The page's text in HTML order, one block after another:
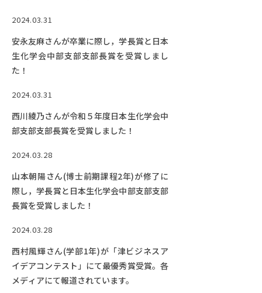
2024.03.31
安永友麻さんが卒業に際し，学長賞と日本
生化学会中部支部支部長賞を受賞しまし
た！
2024.03.31
西川綾乃さんが令和５年度日本生化学会中
部支部支部長賞を受賞しました！
2024.03.28
山本朝陽さん(博士前期課程2年)が修了に
際し，学長賞と日本生化学会中部支部支部
長賞を受賞しました！
2024.03.28
西村風輝さん(学部1年)が「津ビジネスア
イデアコンテスト」にて最優秀賞受賞。各
メディアにて報道されています。